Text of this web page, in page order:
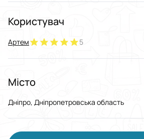
Користувач
Артем 5
Місто
Дніпро, Дніпропетровська область